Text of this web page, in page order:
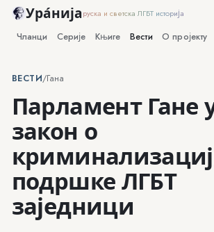
Ура́нијаруска и светска ЛГБТ историја
Чланци Серије Књиге Вести О пројекту
ВЕСТИ/Гана
Парламент Гане
закон о
подршке ЛГБТ
заједници